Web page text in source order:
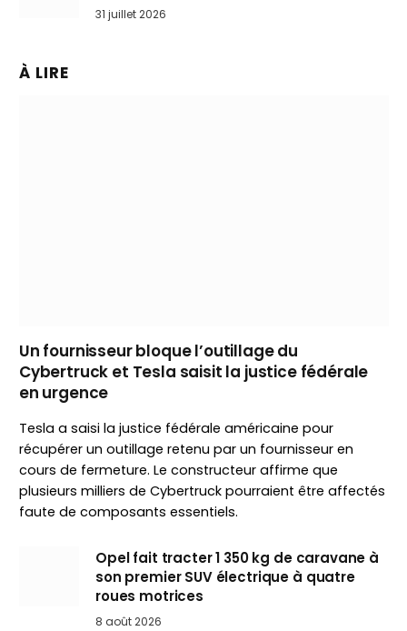
31 juillet 2026
À LIRE
Un fournisseur bloque l’outillage du
Cybertruck et Tesla saisit la justice fédérale
en urgence
Tesla a saisi la justice fédérale américaine pour
récupérer un outillage retenu par un fournisseur en
cours de fermeture. Le constructeur affirme que
plusieurs milliers de Cybertruck pourraient être affectés
faute de composants essentiels.
Opel fait tracter 1 350 kg de caravane à
son premier SUV électrique à quatre
roues motrices
8 août 2026